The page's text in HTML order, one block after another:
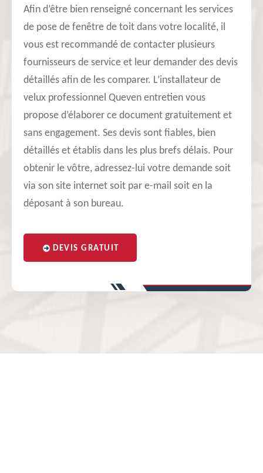
Afin d’être bien renseigné concernant les services
de pose de fenêtre de toit dans votre localité, il
vous est recommandé de contacter plusieurs
fournisseurs de service et leur demander des devis
détaillés afin de les comparer. L’installateur de
velux professionnel Queven entretien vous
propose d’élaborer ce document gratuitement et
sans engagement. Ses devis sont fiables, bien
détaillés et établis dans les plus brefs délais. Pour
obtenir le vôtre, adressez-lui votre demande soit
via son site internet soit par e-mail soit en la
déposant à son bureau.
DEVIS GRATUIT